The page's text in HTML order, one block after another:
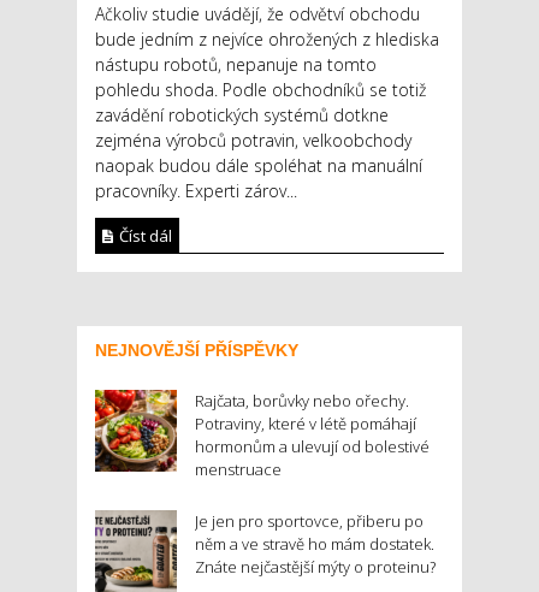
Ačkoliv studie uvádějí, že odvětví obchodu
bude jedním z nejvíce ohrožených z hlediska
nástupu robotů, nepanuje na tomto
pohledu shoda. Podle obchodníků se totiž
zavádění robotických systémů dotkne
zejména výrobců potravin, velkoobchody
naopak budou dále spoléhat na manuální
pracovníky. Experti zárov...
Číst dál
NEJNOVĚJŠÍ PŘÍSPĚVKY
Rajčata, borůvky nebo ořechy.
Potraviny, které v létě pomáhají
hormonům a ulevují od bolestivé
menstruace
Je jen pro sportovce, přiberu po
něm a ve stravě ho mám dostatek.
Znáte nejčastější mýty o proteinu?